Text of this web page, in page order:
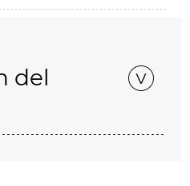
del